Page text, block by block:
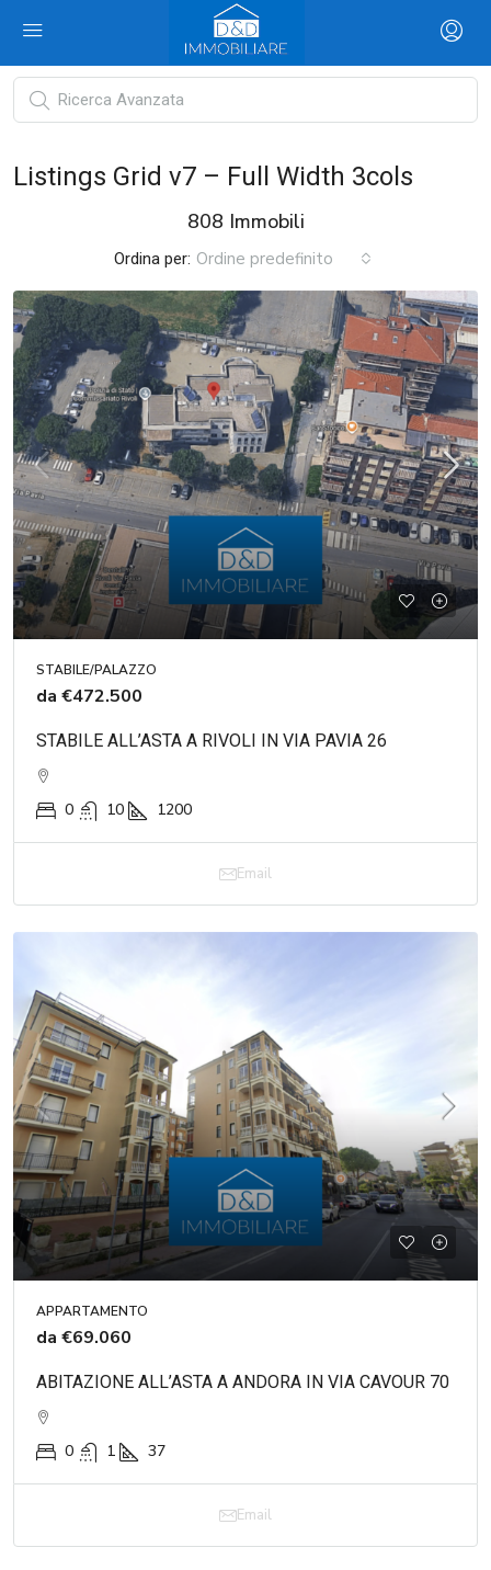
Listings Grid v7 – Full Width 3cols
808 Immobili
Ordina per: Ordine predefinito
STABILE/PALAZZO
da €472.500
STABILE ALL’ASTA A RIVOLI IN VIA PAVIA 26
0 10 1200
Email
APPARTAMENTO
da €69.060
ABITAZIONE ALL’ASTA A ANDORA IN VIA CAVOUR 70
0 1 37
Email